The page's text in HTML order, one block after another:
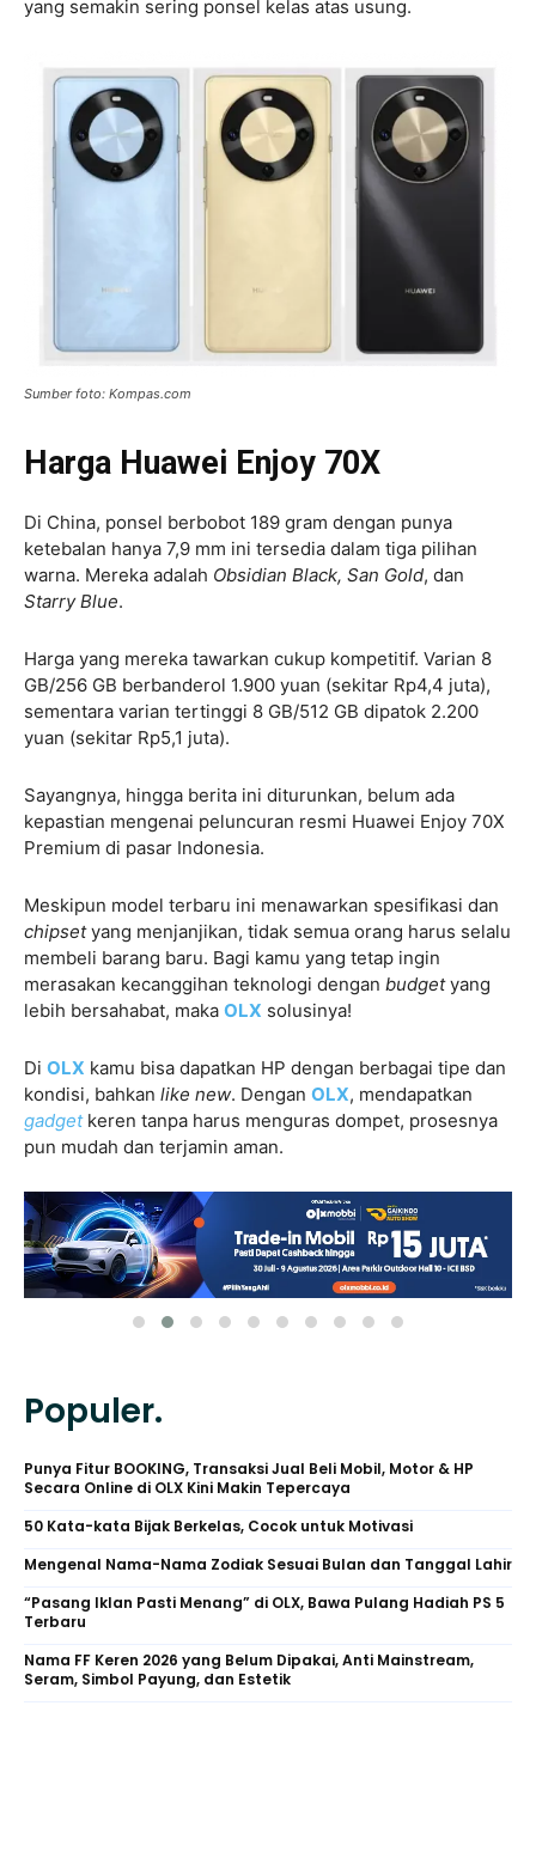
yang semakin sering ponsel kelas atas usung.
Sumber foto: Kompas.com
Harga Huawei Enjoy 70X
Di China, ponsel berbobot 189 gram dengan punya
ketebalan hanya 7,9 mm ini tersedia dalam tiga pilihan
warna. Mereka adalah Obsidian Black, San Gold, dan
Starry Blue.
Harga yang mereka tawarkan cukup kompetitif. Varian 8
GB/256 GB berbanderol 1.900 yuan (sekitar Rp4,4 juta),
sementara varian tertinggi 8 GB/512 GB dipatok 2.200
yuan (sekitar Rp5,1 juta).
Sayangnya, hingga berita ini diturunkan, belum ada
kepastian mengenai peluncuran resmi Huawei Enjoy 70X
Premium di pasar Indonesia.
Meskipun model terbaru ini menawarkan spesifikasi dan
chipsetyang menjanjikan, tidak semua orang harus selalu
membeli barang baru. Bagi kamu yang tetap ingin
merasakan kecanggihan teknologi dengan budgetyang
lebih bersahabat, maka OLX solusinya!
Di OLX kamu bisa dapatkan HP dengan berbagai tipe dan
kondisi, bahkan like new. Dengan OLX, mendapatkan
gadgetkeren tanpa harus menguras dompet, prosesnya
pun mudah dan terjamin aman.
Populer.
Punya Fitur BOOKING, Transaksi Jual Beli Mobil, Motor & HP
Secara Online di OLX Kini Makin Tepercaya
50 Kata-kata Bijak Berkelas, Cocok untuk Motivasi
Mengenal Nama-Nama Zodiak Sesuai Bulan dan Tanggal Lahir
“Pasang Iklan Pasti Menang” di OLX, Bawa Pulang Hadiah PS 5
Terbaru
Nama FF Keren 2026 yang Belum Dipakai, Anti Mainstream,
Seram, Simbol Payung, dan Estetik